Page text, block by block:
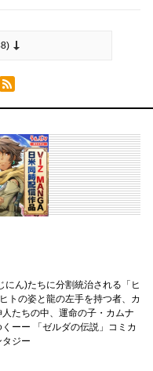
)
RSSフィード
ん)たちに分割統治される「ヒ
トの姿と龍の左手を持つ者、カ
たちの中、運命の子・カムナ
ーー 「ゼルダの伝説」コミカ
ジー